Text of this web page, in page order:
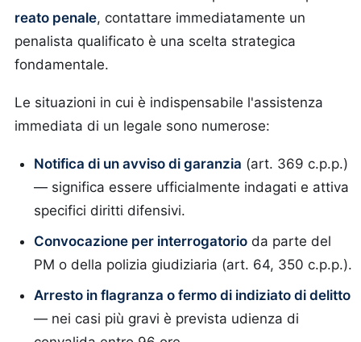
reato penale, contattare immediatamente un
penalista qualificato è una scelta strategica
fondamentale.
Le situazioni in cui è indispensabile l'assistenza
immediata di un legale sono numerose:
Notifica di un avviso di garanzia (art. 369 c.p.p.)
— significa essere ufficialmente indagati e attiva
specifici diritti difensivi.
Convocazione per interrogatorio da parte del
PM o della polizia giudiziaria (art. 64, 350 c.p.p.).
Arresto in flagranza o fermo di indiziato di delitto
— nei casi più gravi è prevista udienza di